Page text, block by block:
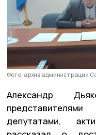
Фото: архив администрации
Александр
депутатами,